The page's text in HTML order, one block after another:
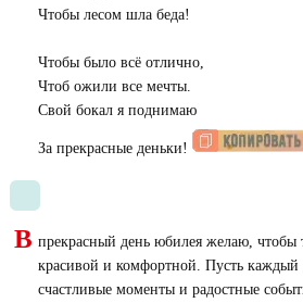
Чтобы лесом шла беда!
Чтобы было всё отлично,
Чтоб ожили все мечты.
Свой бокал я поднимаю
За прекрасные деньки!
В прекрасный день юбилея желаю, чтобы
красивой и комфортной. Пусть каждый
счастливые моменты и радостные